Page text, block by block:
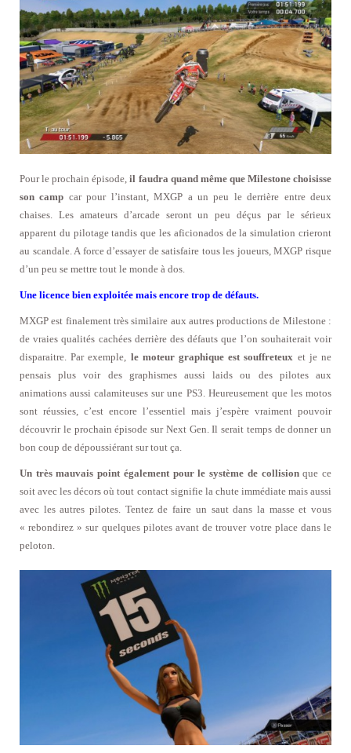
Pour le prochain épisode, il faudra quand même que Milestone choisisse
son camp car pour l’instant, MXGP a un peu le derrière entre deux
chaises. Les amateurs d’arcade seront un peu déçus par le sérieux
apparent du pilotage tandis que les aficionados de la simulation crieront
au scandale. A force d’essayer de satisfaire tous les joueurs, MXGP risque
d’un peu se mettre tout le monde à dos.
Une licence bien exploitée mais encore trop de défauts.
MXGP est finalement très similaire aux autres productions de Milestone :
de vraies qualités cachées derrière des défauts que l’on souhaiterait voir
disparaitre. Par exemple, le moteur graphique est souffreteux et je ne
pensais plus voir des graphismes aussi laids ou des pilotes aux
animations aussi calamiteuses sur une PS3. Heureusement que les motos
sont réussies, c’est encore l’essentiel mais j’espère vraiment pouvoir
découvrir le prochain épisode sur Next Gen. Il serait temps de donner un
bon coup de dépoussiérant sur tout ça.
Un très mauvais point également pour le système de collisionque ce
soit avec les décors où tout contact signifie la chute immédiate mais aussi
avec les autres pilotes. Tentez de faire un saut dans la masse et vous
« rebondirez » sur quelques pilotes avant de trouver votre place dans le
peloton.